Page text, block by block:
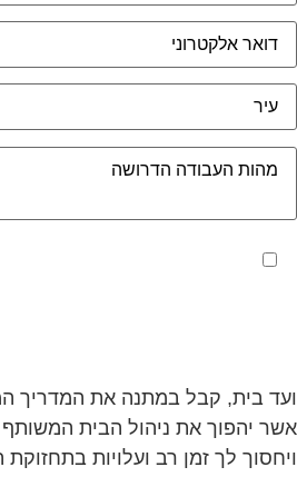
מאשר את תנאי הפרטיות
בית, קבל במתנה את המדריך
יהפוך את ניהול הבית המשותף
לך זמן רב ועלויות בתחזוקת